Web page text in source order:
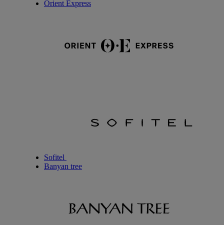
Orient Express
Sofitel
Banyan tree